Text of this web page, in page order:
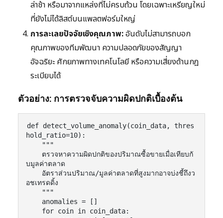
ล่าช้า หรือมาจากแหล่งที่ไม่ครบถ้วน โดยเฉพาะเหรียญใหม่
ที่ยังไม่ได้ลิสต์บนแพลตฟอร์มใหญ่
การละเลยปัจจัยเชิงคุณภาพ:อันดับไม่สามารถบอก
คุณภาพของทีมพัฒนา ความปลอดภัยของสัญญา
อัจฉริยะ ศักยภาพทางเทคโนโลยี หรือความเสี่ยงด้านกฎ
ระเบียบได้
ตัวอย่าง: การตรวจจับความผิดปกติเบื้องต้น
def detect_volume_anomaly(coin_data, thres
hold_ratio=10):
บมูลค่าตลาด
อชเทรดดิ้ง